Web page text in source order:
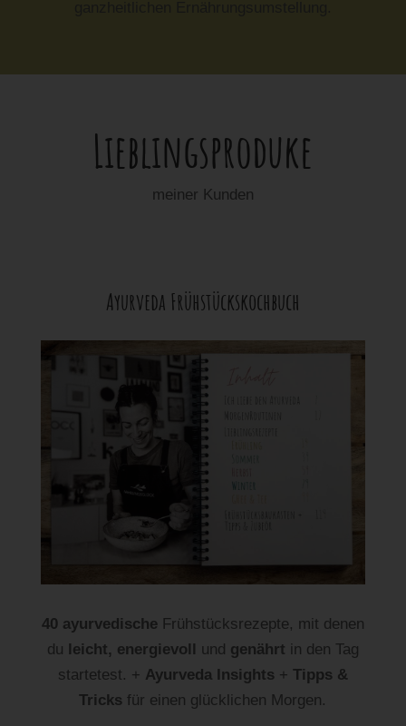
Lieblingsproduke
meiner Kunden
Ayurveda Frühstückskochbuch
40 ayurvedischeFrühstücksrezepte, mit denen
du leicht, energievoll und genährt in den Tag
startetest. + Ayurveda Insights + Tipps &
Tricks für einen glücklichen Morgen.